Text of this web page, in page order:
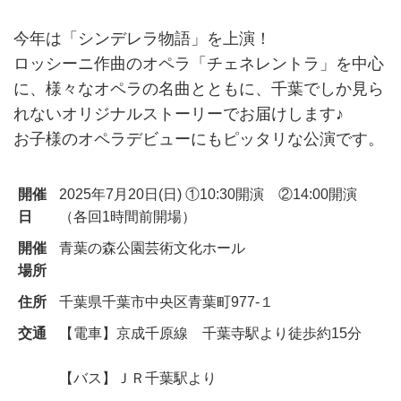
今年は「シンデレラ物語」を上演！
ロッシーニ作曲のオペラ「チェネレントラ」を中心
に、様々なオペラの名曲とともに、千葉でしか見ら
れないオリジナルストーリーでお届けします♪
お子様のオペラデビューにもピッタリな公演です。
開催
日
2025年7月20日(日) ①10:30開演 ②14:00開演
（各回1時間前開場）
開催
場所
青葉の森公園芸術文化ホール
住所
千葉県千葉市中央区青葉町977-１
交通
【電車】京成千原線 千葉寺駅より徒歩約15分
【バス】ＪＲ千葉駅より